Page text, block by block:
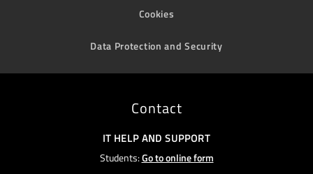
Cookies
Data Protection and Security
Contact
IT HELP AND SUPPORT
Students:Go to online form